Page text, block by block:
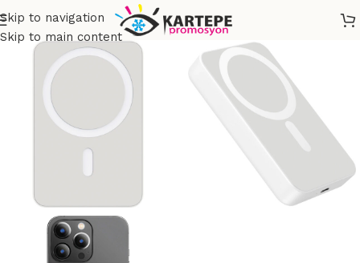
Skip to navigation
Skip to main content